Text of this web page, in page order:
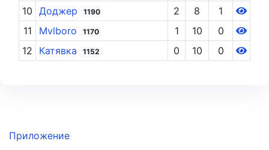
10 Доджер 1190 2 8
1
11
Mvlboro 1170 1 10
0
12
Катявка 1152 0 10 0
Приложение